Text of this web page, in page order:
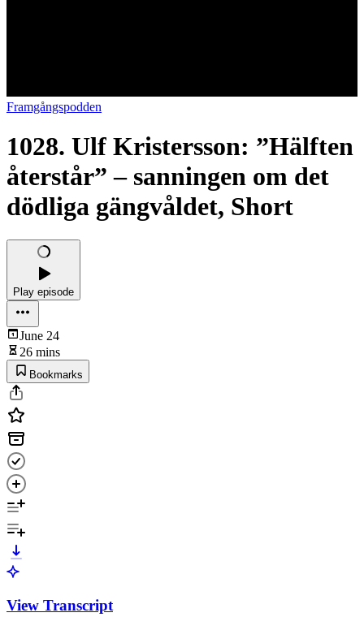
Framgångspodden
1028. Ulf Kristersson: ”Hälften
återstår” – sanningen om det
dödliga gängvåldet, Short
Play episode
June 24
26 mins
Bookmarks
View Transcript